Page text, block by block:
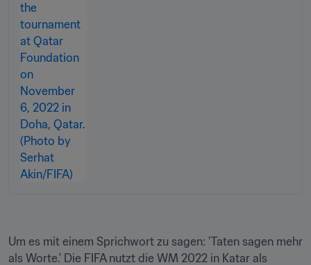
Um es mit einem Sprichwort zu sagen: 'Taten sagen mehr
als Worte.' Die FIFA nutzt die WM 2022 in Katar als